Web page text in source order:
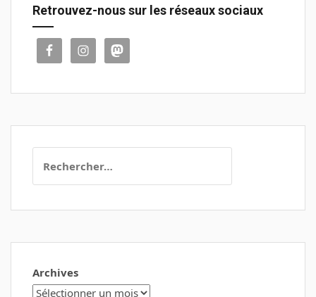
Retrouvez-nous sur les réseaux sociaux
Archives